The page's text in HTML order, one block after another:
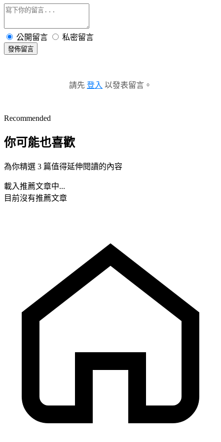
公開留言 私密留言
發佈留言
請先 登入 以發表留言。
Recommended
你可能也喜歡
為你精選 3 篇值得延伸閱讀的內容
載入推薦文章中...
目前沒有推薦文章